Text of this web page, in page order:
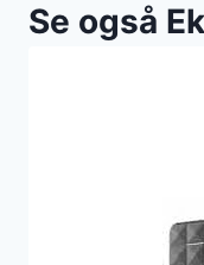
Se også